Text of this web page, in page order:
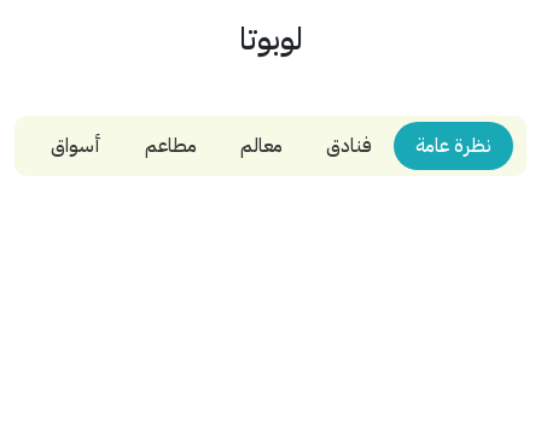
لوبوتا
نظرة عامة فنادق معالم مطاعم أسواق